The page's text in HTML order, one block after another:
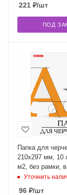
221 ₽/шт
ПОД
Папка для
210х297 мм, 10
м2, без рамки,
ГОЗНАК КБФ,
129227
Уточнить
96 ₽/шт